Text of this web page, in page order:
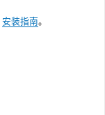
安装指南。